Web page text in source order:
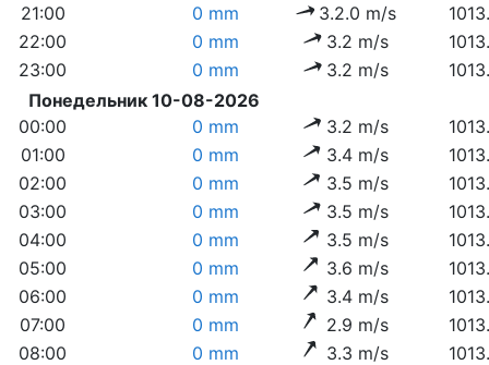
21:00
0 mm 3.2.0 m/s
22:00
0 mm 3.2 m/s
23:00
0 mm 3.2 m/s
Понедельник 10-08-2026
00:00
0 mm 3.2 m/s
01:00
0 mm 3.4 m/s
02:00
0 mm 3.5 m/s
03:00
0 mm 3.5 m/s
04:00
0 mm 3.5 m/s
05:00
0 mm 3.6 m/s
06:00
0 mm 3.4 m/s
07:00
0 mm 2.9 m/s
08:00
0 mm 3.3 m/s